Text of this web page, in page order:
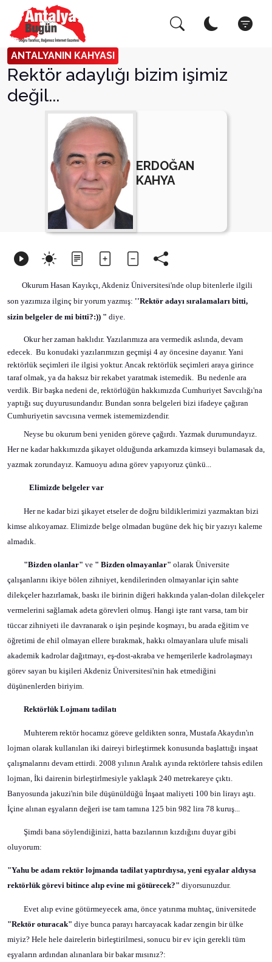
ANTALYANIN KAHYASI
Rektör adaylığı bizim işimiz
değil...
ERDOĞAN
KAHYA
Okurum Hasan Kayıkçı, Akdeniz Üniversitesi'nde olup bitenlerle ilgili
son yazımıza ilginç bir yorum yazmış: ''Rektör adayı sıralamaları bitti,
sizin belgeler de mi bitti?:)) " diye.
Okur her zaman haklıdır. Yazılarımıza ara vermedik aslında, devam
edecek. Bu konudaki yazılarımızın geçmişi 4 ay öncesine dayanır. Yani
rektörlük seçimleri ile ilgisi yoktur. Ancak rektörlük seçimleri araya girince
taraf olmak, ya da haksız bir rekabet yaratmak istemedik. Bu nedenle ara
verdik. Bir başka nedeni de, rektörlüğün hakkımızda Cumhuriyet Savcılığı'na
yaptığı suç duyurusundandır. Bundan sonra belgeleri bizi ifadeye çağıran
Cumhuriyetin savcısına vermek istememizdendir.
Neyse bu okurum beni yeniden göreve çağırdı. Yazmak durumundayız.
Her ne kadar hakkımızda şikayet olduğunda arkamızda kimseyi bulamasak da,
yazmak zorundayız. Kamuoyu adına görev yapıyoruz çünkü...
Elimizde belgeler var
Her ne kadar bizi şikayet etseler de doğru bildiklerimizi yazmaktan bizi
kimse alıkoyamaz. Elimizde belge olmadan bugüne dek hiç bir yazıyı kaleme
almadık.
"Bizden olanlar" ve " Bizden olmayanlar" olarak Üniversite
çalışanlarını ikiye bölen zihniyet, kendilerinden olmayanlar için sahte
dilekçeler hazırlamak, baskı ile birinin diğeri hakkında yalan-dolan dilekçeler
vermelerini sağlamak adeta görevleri olmuş. Hangi işte rant varsa, tam bir
tüccar zihniyeti ile davranarak o işin peşinde koşmayı, bu arada eğitim ve
öğretimi de ehil olmayan ellere bırakmak, hakkı olmayanlara ulufe misali
akademik kadrolar dağıtmayı, eş-dost-akraba ve hemşerilerle kadrolaşmayı
görev sayan bu kişileri Akdeniz Üniversitesi'nin hak etmediğini
düşünenlerden biriyim.
Rektörlük Lojmanı tadilatı
Muhterem rektör hocamız göreve geldikten sonra, Mustafa Akaydın'ın
lojman olarak kullanılan iki daireyi birleştirmek konusunda başlattığı inşaat
çalışmalarını devam ettirdi. 2008 yılının Aralık ayında rektörlere tahsis edilen
lojman, İki dairenin birleştirlmesiyle yaklaşık 240 metrekareye çıktı.
Banyosunda jakuzi'nin bile düşünüldüğü İnşaat maliyeti 100 bin lirayı aştı.
İçine alınan eşyaların değeri ise tam tamına 125 bin 982 lira 78 kuruş...
Şimdi bana söylendiğinizi, hatta bazılarının kızdığını duyar gibi
oluyorum:
"Yahu be adam rektör lojmanda tadilat yaptırdıysa, yeni eşyalar aldıysa
rektörlük görevi bitince alıp evine mi götürecek?" diyorsunuzdur.
Evet alıp evine götürmeyecek ama, önce yatırıma muhtaç, üniversitede
"Rektör oturacak" diye bunca parayı harcayacak kadar zengin bir ülke
miyiz? Hele hele dairelerin birleştirilmesi, sonucu bir ev için gerekli tüm
eşyaların ardından alınanlara bir bakar mısınız?:
Arama Yap!